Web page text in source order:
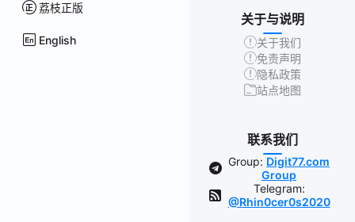
荔枝正版
English
关于与说明
关于我们
免责声明
隐私政策
站点地图
联系我们
Group: Digit77.com
Group
Telegram:
@Rhin0cer0s2020